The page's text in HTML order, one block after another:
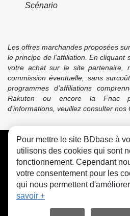
Scénario
Les offres marchandes proposées
le principe de l'affiliation. En cliquant
votre achat sur le site partenaire,
commission éventuelle, sans
programmes d’affiliations
Rakuten ou encore la Fnac
d’informations, veuillez consulter nos
CGU FAQ
Pour mettre le site BDbase à
utilisons des cookies qui sont
fonctionnement. Cependant
votre consentement pour les
qui nous permettent
savoir +